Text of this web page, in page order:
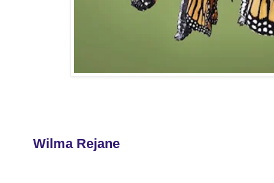
Wilma Rejane